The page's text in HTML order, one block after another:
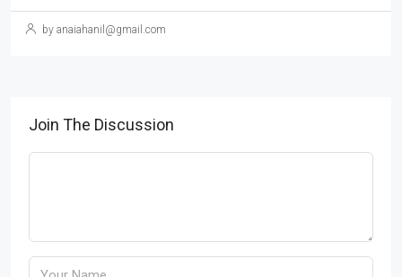
by anaiahanil@gmail.com
Join The Discussion